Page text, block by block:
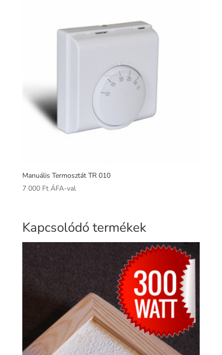
Manuális Termosztát TR 010
7 000 Ft ÁFA-val
Kapcsolódó termékek